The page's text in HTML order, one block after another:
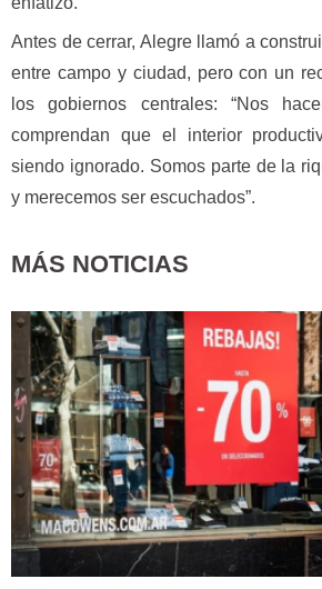
Antes de cerrar, Alegre llamó a
entre campo y ciudad, pero con un
los gobiernos centrales: “Nos
comprendan que el interior
siendo ignorado. Somos parte de la
y merecemos ser escuchados”.
MÁS NOTICIAS